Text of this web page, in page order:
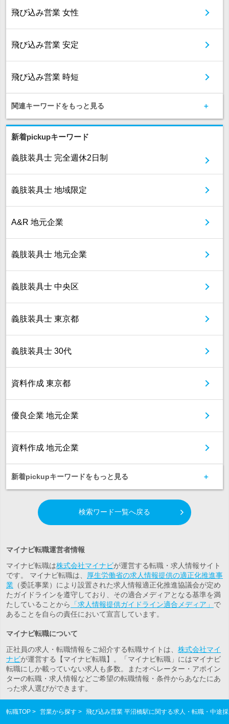
飛び込み営業 女性
飛び込み営業 安定
飛び込み営業 時短
関連キーワードをもっと見る
新着pickupキーワード
義肢装具士 完全週休2日制
義肢装具士 地域限定
A&R 地元企業
義肢装具士 地元企業
義肢装具士 中央区
義肢装具士 東京都
義肢装具士 30代
資料作成 東京都
優良企業 地元企業
資料作成 地元企業
新着pickupキーワードをもっと見る
検索ワード一覧へ戻る
マイナビ転職運営者情報
マイナビ転職は株式会社マイナビが運営する転職・求人情報サイト
です。 マイナビ転職は、
厚生労働省の求人情報提供の適正化推進事
業 （委託事業）により設置された求人情報適正化推進協議会が定め
たガイドラインを遵守しており、その適合メディアとなる基準を満
たしていることから
「求人情報提供ガイドライン適合メディア」 で
あることを自らの責任において宣言しています。
マイナビ転職について
正社員の求人・転職情報をご紹介する転職サイトは、 株式会社マイ
ナビが運営する【マイナビ転職】。「マイナビ転職」にはマイナビ
転職にしか載っていない求人も多数。またオペレーター・アポイン
ターの転職・求人情報などご希望の転職情報・条件からあなたにあ
った求人選びができます。
転職TOP 営業から探す 飛び込み営業 平沼橋駅に関する求人・転職・中途